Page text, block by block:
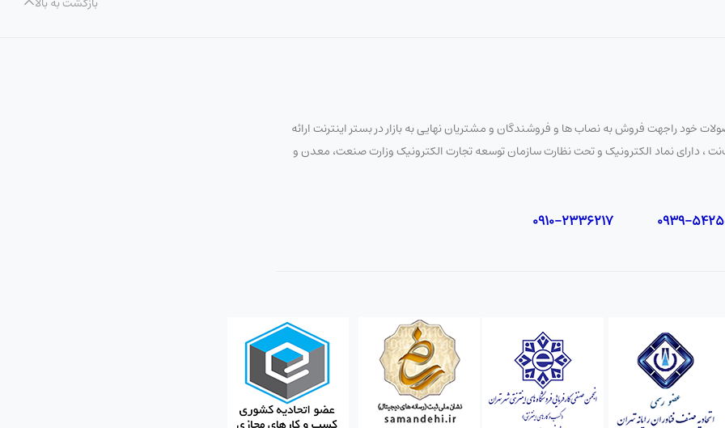
خود راجهت فروش به نصاب ها و فروشندگان و مشتریان نهایی به بازار در بستر اینترنت ارائه
، دارای نماد الکترونیک و تحت نظارت سازمان توسعه تجارت الکترونیک وزارت صنعت، معدن و